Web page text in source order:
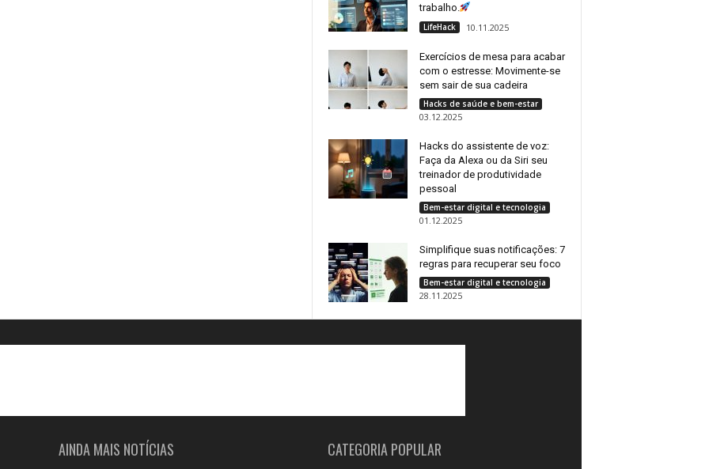
trabalho.
LifeHack 10.11.2025
Exercícios de mesa para acabar
com o estresse: Movimente-se
sem sair de sua cadeira
Hacks de saúde e bem-estar
03.12.2025
Hacks do assistente de voz:
Faça da Alexa ou da Siri seu
treinador de produtividade
pessoal
Bem-estar digital e tecnologia
01.12.2025
Simplifique suas notificações: 7
regras para recuperar seu foco
Bem-estar digital e tecnologia
28.11.2025
AINDA MAIS NOTÍCIAS CATEGORIA POPULAR